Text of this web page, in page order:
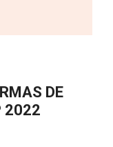
DE
2022